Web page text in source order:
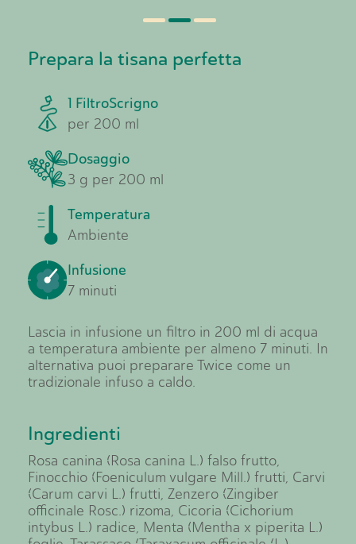
Prepara la tisana perfetta
1 FiltroScrigno
per 200 ml
Dosaggio
3 g per 200 ml
Temperatura
Ambiente
Infusione
7 minuti
Lascia in infusione un filtro in 200 ml di acqua
a temperatura ambiente per almeno 7 minuti. In
alternativa puoi preparare Twice come un
tradizionale infuso a caldo.
Ingredienti
Rosa canina (Rosa canina L.) falso frutto,
Finocchio (Foeniculum vulgare Mill.) frutti, Carvi
(Carum carvi L.) frutti, Zenzero (Zingiber
officinale Rosc.) rizoma, Cicoria (Cichorium
intybus L.) radice, Menta (Mentha x piperita L.)